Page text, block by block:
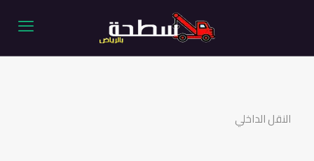
النقل الداخلي